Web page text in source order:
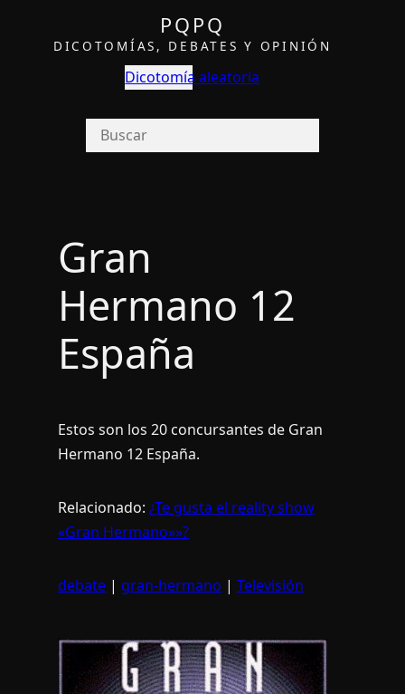
PQPQ
DICOTOMÍAS, DEBATES Y OPINIÓN
Dicotomía aleatoria
Gran
Hermano 12
España
Estos son los 20 concursantes de Gran
Hermano 12 España.
Relacionado: ¿Te gusta el reality show
«Gran Hermano»»?
debate | gran-hermano | Televisión